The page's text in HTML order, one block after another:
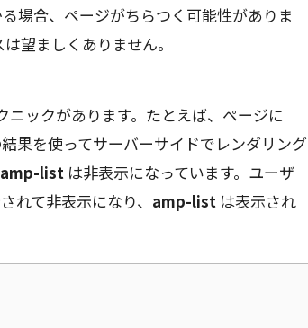
場合、ページがちらつく可能性がありま
望ましくありません。
ックがあります。たとえば、ページに
果を使ってサーバーサイドでレンダリング
amp-list は非表示になっています。ユーザ
れて非表示になり、 amp-list は表示され